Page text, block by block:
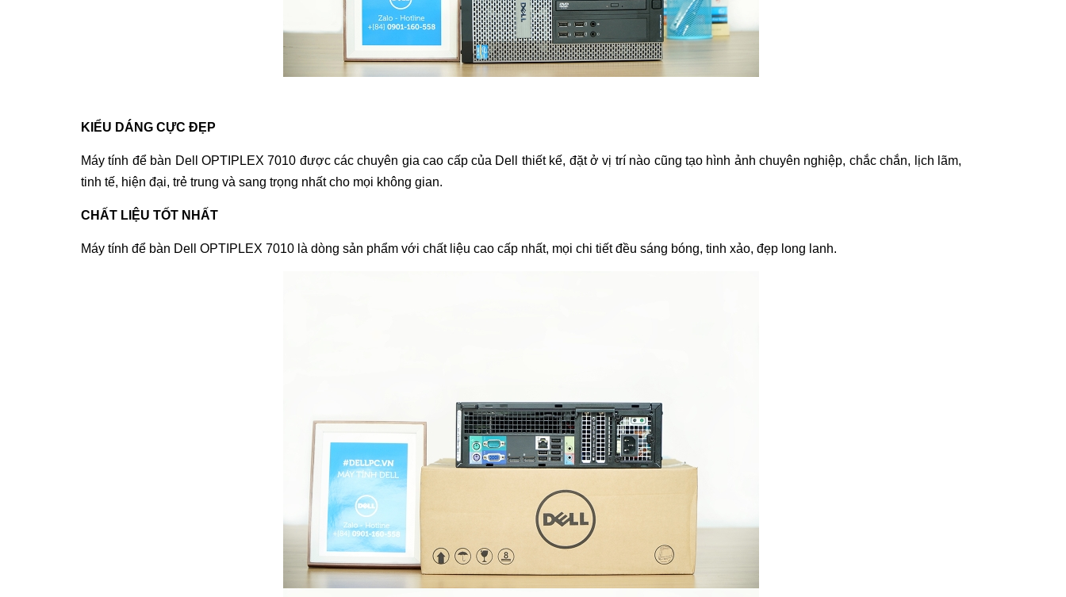
KIỂU DÁNG CỰC ĐẸP
Máy tính để bàn Dell OPTIPLEX 7010 được các chuyên gia cao cấp của Dell thiết kế, đặt ở vị trí nào cũng tạo hình ảnh chuyên nghiệp, chắc chắn, lịch lãm,
tinh tế, hiện đại, trẻ trung và sang trọng nhất cho mọi không gian.
CHẤT LIỆU TỐT NHẤT
Máy tính để bàn Dell OPTIPLEX 7010 là dòng sản phẩm với chất liệu cao cấp nhất, mọi chi tiết đều sáng bóng, tinh xảo, đẹp long lanh.